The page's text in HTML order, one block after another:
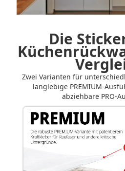
Die
Zwei Varianten für
langlebige PREMIUM-
abziehbare PRO-